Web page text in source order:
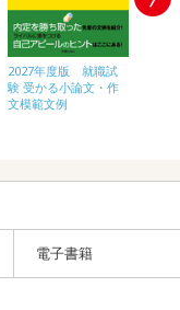
2027年度版 就職試
験 受かる小論文・作
文模範文例
電子書籍